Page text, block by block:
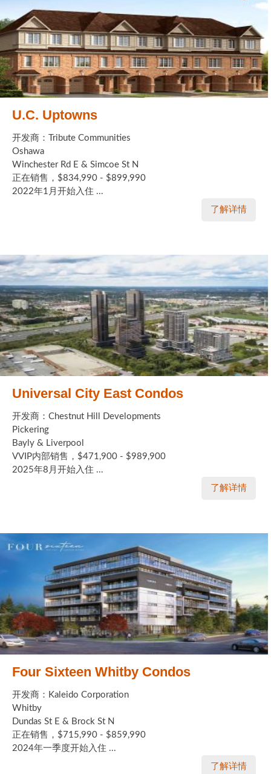
U.C. Uptowns
开发商：Tribute Communities
Oshawa
Winchester Rd E & Simcoe St N
正在销售，$834,990 - $899,990
2022年1月开始入住 ...
了解详情
Universal City East Condos
开发商：Chestnut Hill Developments
Pickering
Bayly & Liverpool
VVIP内部销售，$471,900 - $989,900
2025年8月开始入住 ...
了解详情
Four Sixteen Whitby Condos
开发商：Kaleido Corporation
Whitby
Dundas St E & Brock St N
正在销售，$715,990 - $859,990
2024年一季度开始入住 ...
了解详情